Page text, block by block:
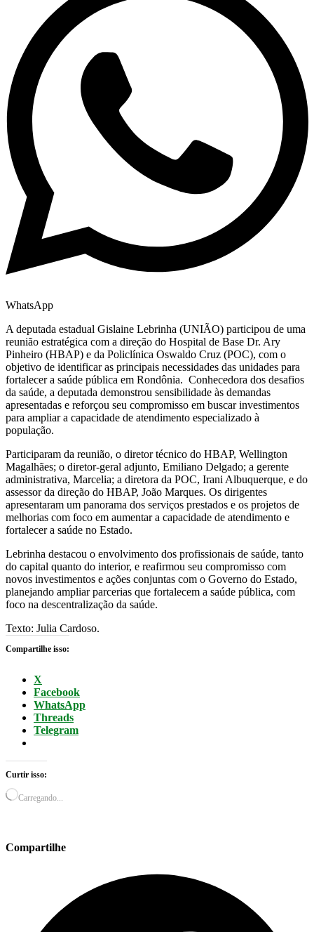
WhatsApp
A deputada estadual Gislaine Lebrinha (UNIÃO) participou de uma
reunião estratégica com a direção do Hospital de Base Dr. Ary
Pinheiro (HBAP) e da Policlínica Oswaldo Cruz (POC), com o
objetivo de identificar as principais necessidades das unidades para
fortalecer a saúde pública em Rondônia. Conhecedora dos desafios
da saúde, a deputada demonstrou sensibilidade às demandas
apresentadas e reforçou seu compromisso em buscar investimentos
para ampliar a capacidade de atendimento especializado à
população.
Participaram da reunião, o diretor técnico do HBAP, Wellington
Magalhães; o diretor-geral adjunto, Emiliano Delgado; a gerente
administrativa, Marcelia; a diretora da POC, Irani Albuquerque, e do
assessor da direção do HBAP, João Marques. Os dirigentes
apresentaram um panorama dos serviços prestados e os projetos de
melhorias com foco em aumentar a capacidade de atendimento e
fortalecer a saúde no Estado.
Lebrinha destacou o envolvimento dos profissionais de saúde, tanto
do capital quanto do interior, e reafirmou seu compromisso com
novos investimentos e ações conjuntas com o Governo do Estado,
planejando ampliar parcerias que fortalecem a saúde pública, com
foco na descentralização da saúde.
Texto: Julia Cardoso.
Compartilhe isso:
X
Facebook
WhatsApp
Threads
Telegram
Curtir isso:
Carregando...
Compartilhe